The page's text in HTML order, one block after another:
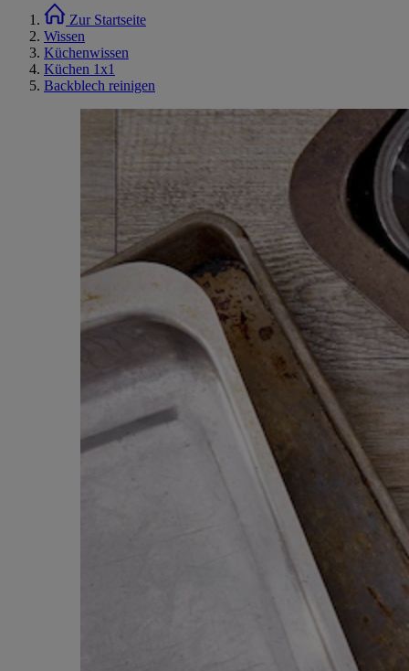
Zur Startseite
Wissen
Küchenwissen
Küchen 1x1
Backblech reinigen